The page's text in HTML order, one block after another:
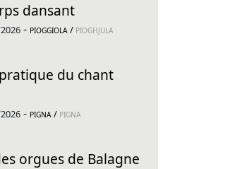
dansant
- PIOGGIOLA / PIOGHJULA
du chant
- PIGNA / PIGNA
orgues de Balagne